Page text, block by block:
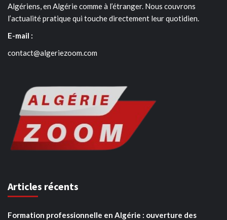
Algériens, en Algérie comme à l’étranger. Nous couvrons
l’actualité pratique qui touche directement leur quotidien.
E-mail :
contact@algeriezoom.com
Articles récents
Formation professionnelle en Algérie : ouverture des